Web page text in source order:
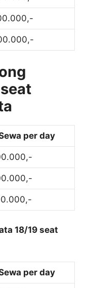
per day
18/19 seat
per day